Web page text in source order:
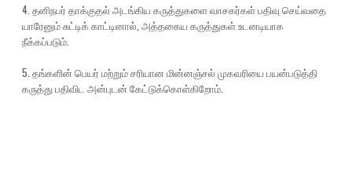
4. தனிநபர் தாக்குதல் அடங்கிய கருத்துகளை வாசகர்கள் பதிவு செய்வதை
யாரேனும் சுட்டிக் காட்டினால், அத்தகைய கருத்துகள் உடனடியாக
நீக்கப்படும்.
5. தங்களின் பெயர் மற்றும் சரியான மின்னஞ்சல் முகவரியை பயன்படுத்தி
கருத்து பதிவிட அன்புடன் கேட்டுக்கொள்கிறோம்.